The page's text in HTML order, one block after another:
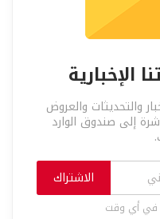
والتحديثات والعروض
إلى صندوق الوارد
الاشتراك
في أي وقت